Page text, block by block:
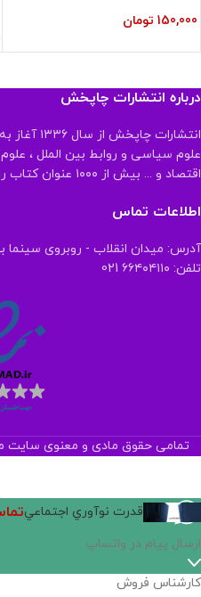
150,000 تومان
درباره انتشارات چاپخش
انتشارات
علوم سیاسی و روابط بین الملل ،
اقتصاد و ... بیش از ۱۰۰۰ عنوان کتاب روانه بازار نشر کرده است .
اطلاعات تماس
آدرس: میدان انقلاب - روبروی
تلفن: ۶۶۴۰۴۱۱۰ 021
تمامی حقوق مادی و معنوی سایت
قدرت نوآوري اجتماعي